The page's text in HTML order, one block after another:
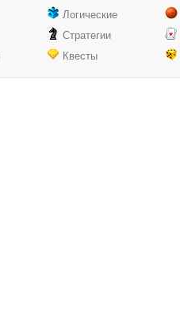
Логические
Стратегии
Квесты